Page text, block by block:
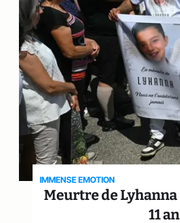
IMMENSE EMOTION
Meurtre de
11